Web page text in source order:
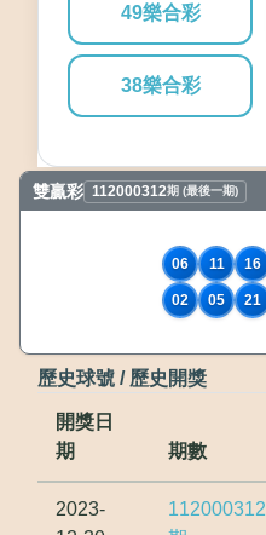
49樂合彩
38樂合彩
雙贏彩 112000312期 (最後一期)
06 11 16
02 05 21
歷史球號 / 歷史開獎
開獎日
期
期數
2023-
112000312